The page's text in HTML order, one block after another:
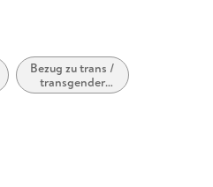
Bezug zu trans /
transgender
Personen oder